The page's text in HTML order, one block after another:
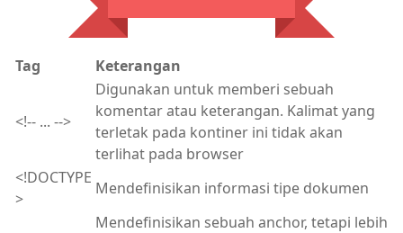
Tag Keterangan
<!-- ... -->
Digunakan untuk memberi sebuah
komentar atau keterangan. Kalimat yang
terletak pada kontiner ini tidak akan
terlihat pada browser
<!DOCTYPE
>
Mendefinisikan informasi tipe dokumen
Mendefinisikan sebuah anchor, tetapi lebih